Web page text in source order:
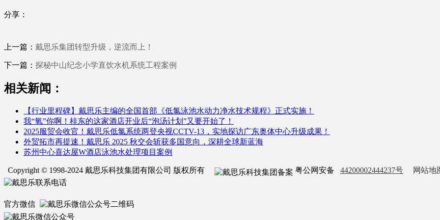
分享：
上一篇： 戴思乐集团转型升级，逆流而上！
下一篇： 探秘中山纪念小学直饮水机系统工程案例
相关新闻：
【行业里程碑】戴思乐主编的全国首部《低氯泳池水动力净水技术规程》正式实施！
我“氧”你啊！桂东的这家酒店开业后“泡汤计划”又要开始了！
2025服贸会收官！戴思乐低氯系统两登央视CCTV-13，实地探访广东奥体中心升级成果！
外贸拓市再提速！戴思乐 2025 秋交会斩获多国意向，深耕全球新蓝海
苏州中心喜达屋W酒店泳池水处理项目案例
Copyright © 1998-2024 戴思乐科技集团有限公司 版权所有 粤公网安备 44200002444237号 网站地
官方微信